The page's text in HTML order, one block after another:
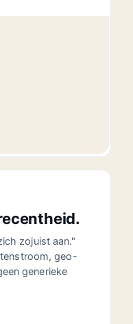
zojuist aan."
geo-
generieke